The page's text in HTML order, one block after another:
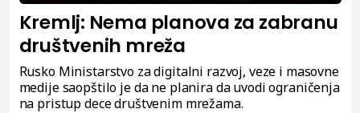
Kremlj: Nema planova za zabranu
društvenih mreža
Rusko Ministarstvo za digitalni razvoj, veze i masovne
medije saopštilo je da ne planira da uvodi ograničenja
na pristup dece društvenim mrežama.